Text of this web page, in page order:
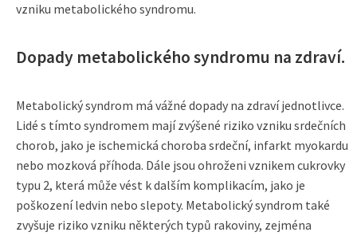
vzniku metabolického syndromu.
Dopady metabolického syndromu na zdraví.
Metabolický syndrom má vážné dopady na zdraví jednotlivce.
Lidé s tímto syndromem mají zvýšené riziko vzniku srdečních
chorob, jako je ischemická choroba srdeční, infarkt myokardu
nebo mozková příhoda. Dále jsou ohroženi vznikem cukrovky
typu 2, která může vést k dalším komplikacím, jako je
poškození ledvin nebo slepoty. Metabolický syndrom také
zvyšuje riziko vzniku některých typů rakoviny, zejména